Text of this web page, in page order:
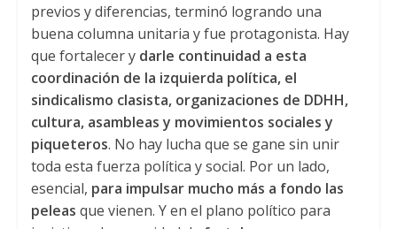
previos y diferencias, terminó logrando una
buena columna unitaria y fue protagonista. Hay
que fortalecer y darle continuidad a esta
coordinación de la izquierda política, el
sindicalismo clasista, organizaciones de DDHH,
cultura, asambleas y movimientos sociales y
piqueteros. No hay lucha que se gane sin unir
toda esta fuerza política y social. Por un lado,
esencial, para impulsar mucho más a fondo las
peleas que vienen. Y en el plano político para